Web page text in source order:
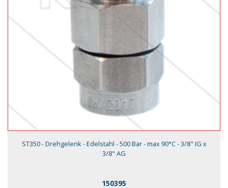
ST350 - Drehgelenk - Edelstahl - 500 Bar - max 90°C - 3/8" IG x
3/8" AG
150395